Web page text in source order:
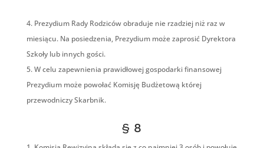
Prezydium Rady Rodziców obraduje nie rzadziej niż raz w
miesiącu. Na posiedzenia, Prezydium może zaprosić Dyrektora
Szkoły lub innych gości.
W celu zapewnienia prawidłowej gospodarki finansowej
Prezydium może powołać Komisję Budżetową której
przewodniczy Skarbnik.
§ 8